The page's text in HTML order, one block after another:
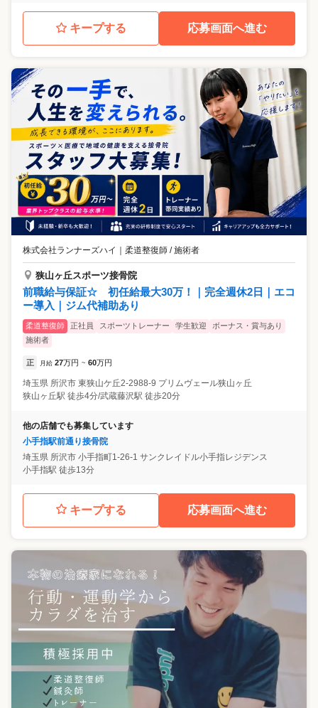
キープする 応募画面へ進む
株式会社ランナーズハイ ｜ 柔道整復師 / 施術者
狭山ヶ丘スポーツ接骨院
前職給与保証☆ 初任給最大30万！｜完全週休2日｜エコ
ー導入｜ジム代補助あり
柔道整復師 正社員 スポーツトレーナー 学生歓迎
ボーナス・賞与あり
施術者
正 月給 27万円 ~ 60万円
埼玉県 所沢市 東狭山ケ丘2-2988-9 プリムヴェール狭山ヶ丘
狭山ヶ丘駅 徒歩4分/武蔵藤沢駅 徒歩20分
他の店舗でも募集しています
小手指駅前通り接骨院
埼玉県 所沢市 小手指町1-26-1 サンクレイドル小手指レジデンス
小手指駅 徒歩13分
キープする 応募画面へ進む